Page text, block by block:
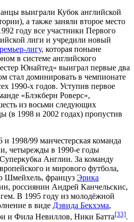
выиграли Кубок английской
а также заняли второе место
году все участники Первого
лиги и учредили новый
лигу, которая поныне
в системе английского
Юнайтед» выиграл первые два
доминировать в чемпионате
1990-х годов. Уступив первое
«Блэкберн Роверс»,
из восьми следующих
(в 1998 и 2002 годах) пропустив
и 1998/99 манчестерская команда
четырежды в 1990-е годы
Англии. За команду
и мирового футбола,
Шмейхель, француз Эрика
, россиянин Андрей Канчельскис,
. В 1995 году из молодёжной
в виде Дэвида Бекхэма,
и Фила Невиллов, Ники Батта[33].